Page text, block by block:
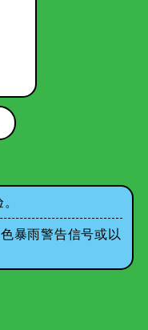
暴雨警告信号或以